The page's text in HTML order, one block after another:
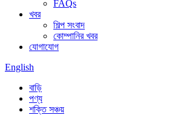
FAQs
খবর
শিল্প সংবাদ
কোম্পানির খবর
যোগাযোগ
English
বাড়ি
পণ্য
শক্তি সঞ্চয়